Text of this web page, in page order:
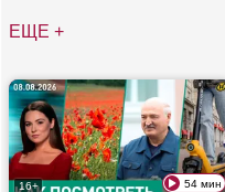
ЕЩЕ +
16+ 54 мин